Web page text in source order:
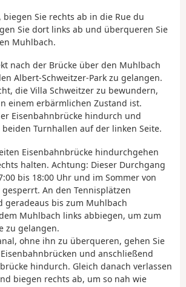
biegen Sie rechts ab in die Rue du
Sie dort links ab und überqueren Sie
Muhlbach.
nach der Brücke über den Muhlbach
Albert-Schweitzer-Park zu gelangen.
die Villa Schweitzer zu bewundern,
einem erbärmlichen Zustand ist.
Eisenbahnbrücke hindurch und
Turnhallen auf der linken Seite.
Eisenbahnbrücke hindurchgehen
halten. Achtung: Dieser Durchgang
bis 18:00 Uhr und im Sommer von
gesperrt. An den Tennisplätzen
geradeaus bis zum Muhlbach
Muhlbach links abbiegen, um zum
zu gelangen.
ohne ihn zu überqueren, gehen Sie
und anschließend
hindurch. Gleich danach verlassen
biegen rechts ab, um so nah wie